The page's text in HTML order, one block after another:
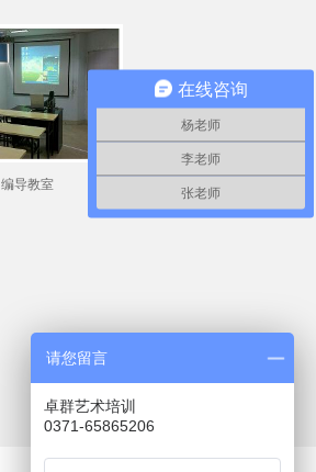
编导教室
在线咨询
杨老师
李老师
张老师
请您留言
卓群艺术培训
0371-65865206